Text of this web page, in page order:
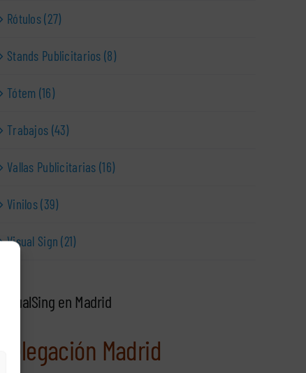
Rótulos (27)
Stands Publicitarios (8)
Tótem (16)
Trabajos (43)
Vallas Publicitarias (16)
Vinilos (39)
Visual Sign (21)
VisualSing en Madrid
Delegación Madrid